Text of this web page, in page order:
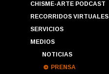
CHISME-ARTE PODCAST
RECORRIDOS VIRTUALES
SERVICIOS
MEDIOS
NOTICIAS
PRENSA